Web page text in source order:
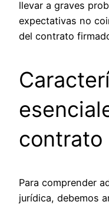
llevar a graves
expectativas no
del contrato
contrato
Para comprender
jurídica, debemos